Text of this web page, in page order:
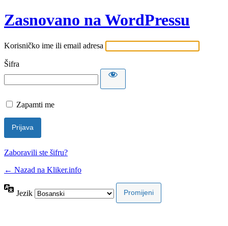
Zasnovano na WordPressu
Korisničko ime ili email adresa
Šifra
Zapamti me
Zaboravili ste šifru?
← Nazad na Kliker.info
Jezik